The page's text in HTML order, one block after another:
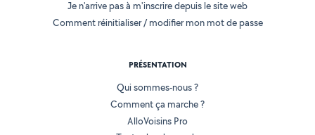
Je n'arrive pas à m'inscrire depuis le site web
Comment réinitialiser / modifier mon mot de passe
PRÉSENTATION
Qui sommes-nous ?
Comment ça marche ?
AlloVoisins Pro